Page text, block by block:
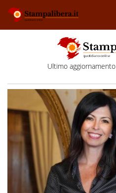
Ultimo aggiornamento